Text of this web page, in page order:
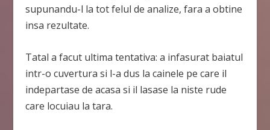
supunandu-l la tot felul de analize, fara a obtine
insa rezultate.
Tatal a facut ultima tentativa: a infasurat baiatul
intr-o cuvertura si l-a dus la cainele pe care il
indepartase de acasa si il lasase la niste rude
care locuiau la tara.